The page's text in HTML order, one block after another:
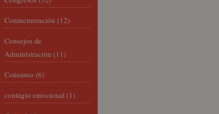
Conmemoración (12)
Consejos de
Administración (11)
Consumo (6)
contagio emocional (1)